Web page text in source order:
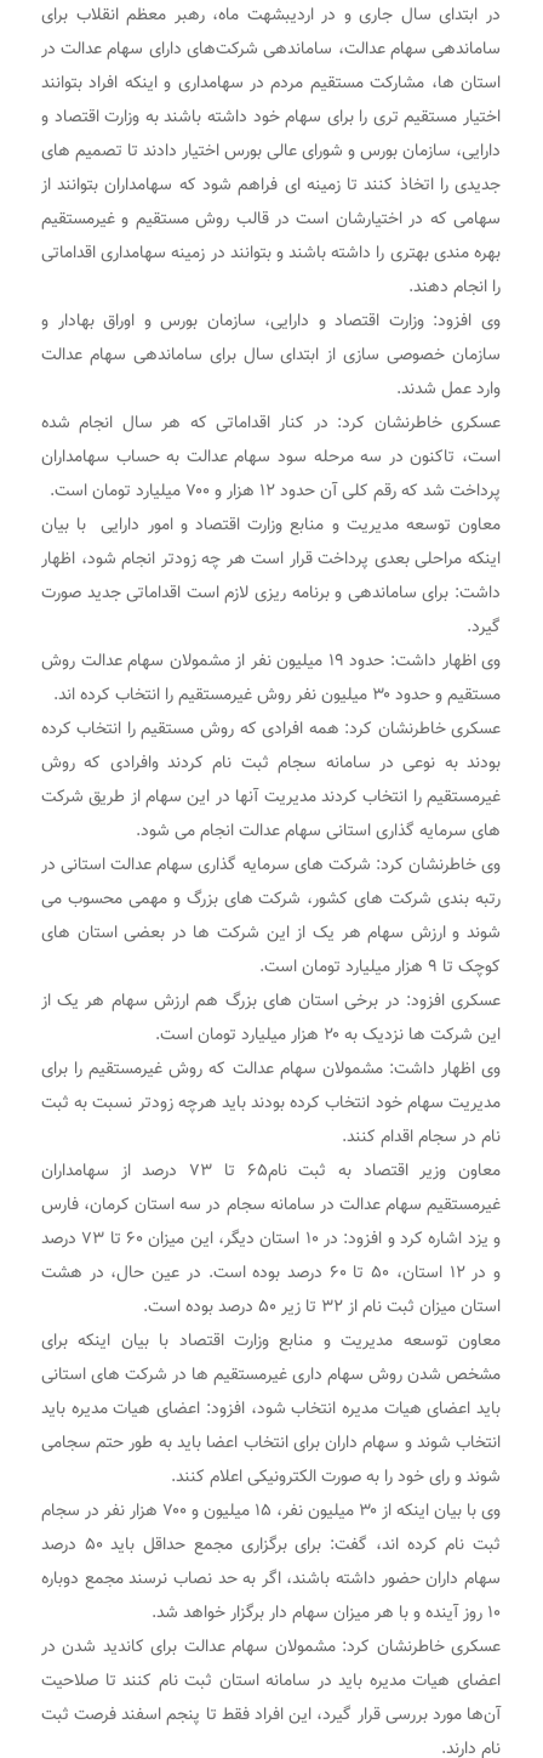
در ابتدای سال جاری و در اردیبشهت ماه، رهبر معظم انقلاب برای
ساماندهی سهام عدالت، ساماندهی شرکت‌های دارای سهام عدالت در
استان ها، مشارکت مستقیم مردم در سهامداری و اینکه افراد بتوانند
اختیار مستقیم تری را برای سهام خود داشته باشند به وزارت اقتصاد و
دارایی، سازمان بورس و شورای عالی بورس اختیار دادند تا تصمیم های
جدیدی را اتخاذ کنند تا زمینه ای فراهم شود که سهامداران بتوانند از
سهامی که در اختیارشان است در قالب روش مستقیم و غیرمستقیم
بهره مندی بهتری را داشته باشند و بتوانند در زمینه سهامداری اقداماتی
را انجام دهند.
وی افزود: وزارت اقتصاد و دارایی، سازمان بورس و اوراق بهادار و
سازمان خصوصی سازی از ابتدای سال برای ساماندهی سهام عدالت
وارد عمل شدند.
عسکری خاطرنشان کرد: در کنار اقداماتی که هر سال انجام شده
است، تاکنون در سه مرحله سود سهام عدالت به حساب سهامداران
پرداخت شد که رقم کلی آن حدود ۱۲ هزار و ۷۰۰ میلیارد تومان است.
معاون توسعه مدیریت و منابع وزارت اقتصاد و امور دارایی با بیان
اینکه مراحلی بعدی پرداخت قرار است هر چه زودتر انجام شود، اظهار
داشت: برای ساماندهی و برنامه ریزی لازم است اقداماتی جدید صورت
گیرد.
وی اظهار داشت: حدود ۱۹ میلیون نفر از مشمولان سهام عدالت روش
مستقیم و حدود ۳۰ میلیون نفر روش غیرمستقیم را انتخاب کرده اند.
عسکری خاطرنشان کرد: همه افرادی که روش مستقیم را انتخاب کرده
بودند به نوعی در سامانه سجام ثبت نام کردند وافرادی که روش
غیرمستقیم را انتخاب کردند مدیریت آنها در این سهام از طریق شرکت
های سرمایه گذاری استانی سهام عدالت انجام می شود.
وی خاطرنشان کرد: شرکت های سرمایه گذاری سهام عدالت استانی در
رتبه بندی شرکت های کشور، شرکت های بزرگ و مهمی محسوب می
شوند و ارزش سهام هر یک از این شرکت ها در بعضی استان های
کوچک تا ۹ هزار میلیارد تومان است.
عسکری افزود: در برخی استان های بزرگ هم ارزش سهام هر یک از
این شرکت ها نزدیک به ۲۰ هزار میلیارد تومان است.
وی اظهار داشت: مشمولان سهام عدالت که روش غیرمستقیم را برای
مدیریت سهام خود انتخاب کرده بودند باید هرچه زودتر نسبت به ثبت
نام در سجام اقدام کنند.
معاون وزیر اقتصاد به ثبت نام۶۵ تا ۷۳ درصد از سهامداران
غیرمستقیم سهام عدالت در سامانه سجام در سه استان‌ کرمان، فارس
و یزد اشاره کرد و افزود: در ۱۰ استان دیگر، این میزان ۶۰ تا ۷۳ درصد
و در ۱۲ استان، ۵۰ تا ۶۰ درصد بوده است. در عین حال، در هشت
استان میزان ثبت نام از ۳۲ تا زیر ۵۰ درصد بوده است.
معاون توسعه مدیریت و منابع وزارت اقتصاد با بیان اینکه برای
مشخص شدن روش سهام داری غیرمستقیم ها در شرکت های استانی
باید اعضای هیات مدیره انتخاب شود، افزود: اعضای هیات مدیره باید
انتخاب شوند و سهام داران برای انتخاب اعضا باید به طور حتم سجامی
شوند و رای خود را به صورت الکترونیکی اعلام کنند.
وی با بیان اینکه از ۳۰ میلیون نفر، ۱۵ میلیون و ۷۰۰ هزار نفر در سجام
ثبت نام کرده اند، گفت: برای برگزاری مجمع حداقل باید ۵۰ درصد
سهام داران حضور داشته باشند، اگر به حد نصاب نرسند مجمع دوباره
۱۰ روز آینده و با هر میزان سهام دار برگزار خواهد شد.
عسکری خاطرنشان کرد: مشمولان سهام عدالت برای کاندید شدن در
اعضای هیات مدیره باید در سامانه استان ثبت نام کنند تا صلاحیت
آن‌ها مورد بررسی قرار گیرد، این افراد فقط تا پنجم اسفند فرصت ثبت
نام دارند.